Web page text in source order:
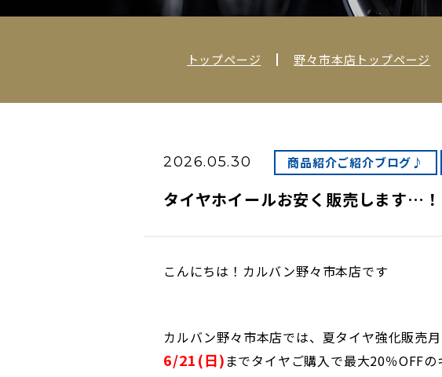
トップページ 野々市本店トップページ
2026.05.30 商品紹介ご紹介ブログ♪
タイヤホイールお安く販売します…！
こんにちは！カルバン野々市本店です
カルバン野々市本店では、夏タイヤ強化販売
6/21(日) までタイヤご購入で最大20％OFF